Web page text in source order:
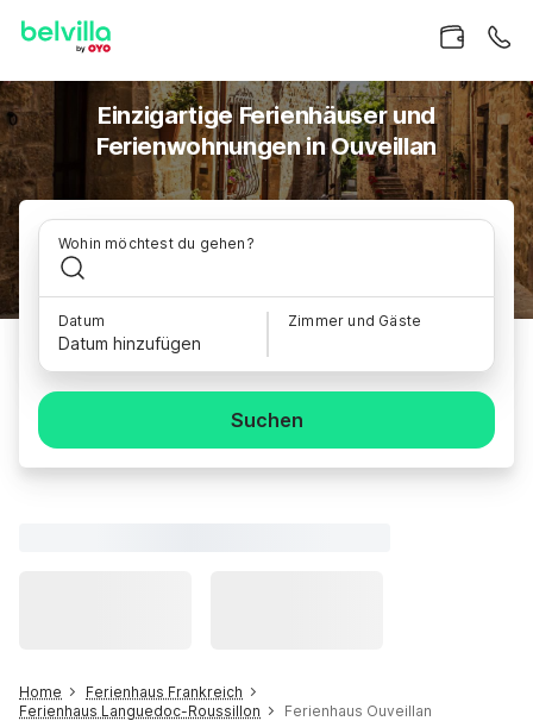
Einzigartige Ferienhäuser und
Ferienwohnungen in Ouveillan
Wohin möchtest du gehen?
Datum
Datum hinzufügen
Zimmer und Gäste
Suchen
Home
Ferienhaus Frankreich
Ferienhaus Languedoc-Roussillon
Ferienhaus Ouveillan